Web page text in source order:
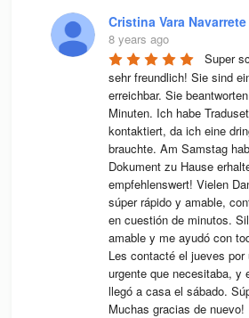
Cristina Vara Navarrete
8 years ago
Super
sehr freundlich! Sie sind
erreichbar. Sie
Minuten. Ich habe
kontaktiert, da ich eine
brauchte. Am Samstag
Dokument zu Hause
empfehlenswert! Vielen
súper rápido y amable,
en cuestión de minutos.
amable y me ayudó con
Les contacté el jueves por
urgente que necesitaba, y
llegó a casa el sábado.
Muchas gracias de nuevo!